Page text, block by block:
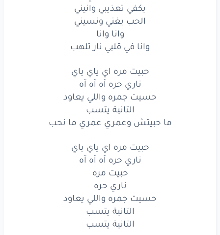
التانيةيتسب
وعمريعمري
حبيت مرهاييايياي
ناري حرهحرهحره
حبيتمره
ناريحره
جمره واللي
التانية يتسب
التانية يتسب
www.lyrics-arabic.com
يكفي تعذيبي وانيني
الحب يغني ونسيني
وانا وانا
وانا في قلبي نار تلهب
حبيت مره اي ياي ياي
ناري حره آه آه آه
حسيت جمره واللي يعاود
التانية يتسب
ما حبيتش وعمري عمري ما نحب
حبيت مره اي ياي ياي
ناري حره آه آه آه
حبيت مره
ناري حره
حسيت جمره واللي يعاود
التانية يتسب
التانية يتسب